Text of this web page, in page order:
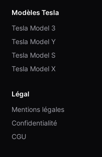
Modèles Tesla
Tesla Model 3
Tesla Model Y
Tesla Model S
Tesla Model X
Légal
Mentions légales
Confidentialité
CGU